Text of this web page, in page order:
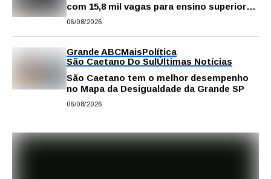
com 15,8 mil vagas para ensino superior
público
06/08/2026
Grande ABCMaisPolítica
São Caetano Do SulÚltimas Notícias
São Caetano tem o melhor desempenho
no Mapa da Desigualdade da Grande SP
06/08/2026